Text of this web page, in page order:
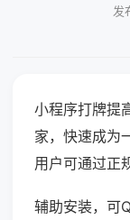
发
小程序打牌提
家，快速成为
用户可通过正
辅助安装，可